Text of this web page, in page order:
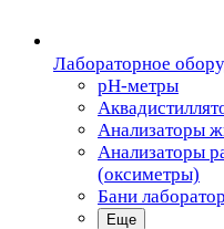
Лабораторное
pH-метры
Анализаторы
Анализаторы
(оксиметры)
Бани
Еще